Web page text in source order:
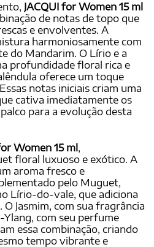
JACQUI for Women 15 ml
de notas de topo que
e envolventes. A
harmoniosamente com
do Mandarim. O Lírio e a
profundidade floral rica e
oferece um toque
notas iniciais criam uma
cativa imediatamente os
para a evolução desta
Women 15 ml ,
floral luxuoso e exótico. A
aroma fresco e
pelo Muguet,
Lírio-do-vale, que adiciona
Jasmim, com sua fragrância
Ylang, com seu perfume
essa combinação, criando
tempo vibrante e